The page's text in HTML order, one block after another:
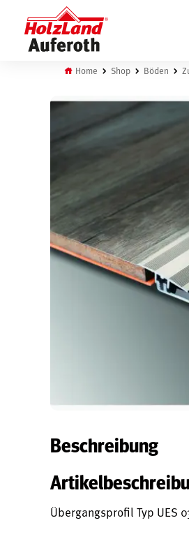
Home Shop Böden
Beschreibung
Übergangsprofil Typ UES